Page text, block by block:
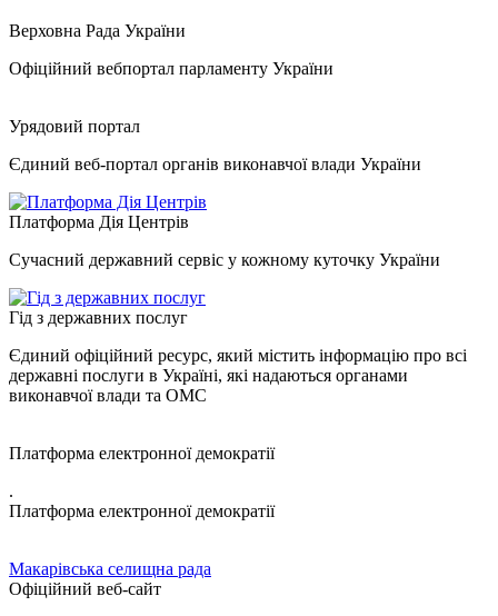
Верховна Рада України
Офіційний вебпортал парламенту України
Урядовий портал
Єдиний веб-портал органів виконавчої влади України
Платформа Дія Центрів
Сучасний державний сервіс у кожному куточку України
Гід з державних послуг
Єдиний офіційний ресурс, який містить інформацію про всі
державні послуги в Україні, які надаються органами
виконавчої влади та ОМС
Платформа електронної демократії
.
Платформа електронної демократії
Макарівська селищна рада
Офіційний веб-сайт